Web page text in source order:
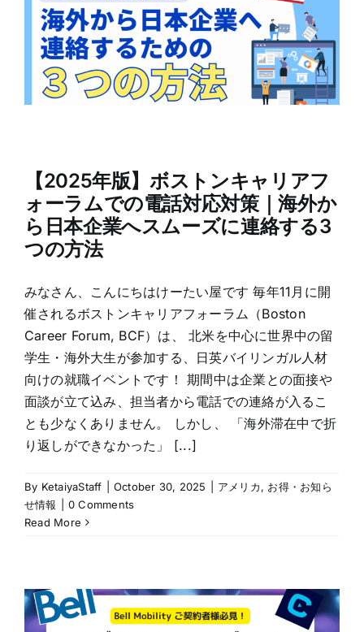
【2025年版】ボストンキャリアフ
ォーラムでの電話対応対策｜海外か
ら日本企業へスムーズに連絡する3
つの方法
みなさん、こんにちはけーたい屋です 毎年11月に開
催されるボストンキャリアフォーラム（Boston
Career Forum, BCF）は、 北米を中心に世界中の留
学生・海外大生が参加する、日英バイリンガル人材
向けの就職イベントです！ 期間中は企業との面接や
面談が立て込み、担当者から電話での連絡が入るこ
とも少なくありません。 しかし、 「海外滞在中で折
り返しができなかった」 [...]
By KetaiyaStaff October 30, 2025 アメリカ, お得・お知ら
せ情報
0 Comments
Read More